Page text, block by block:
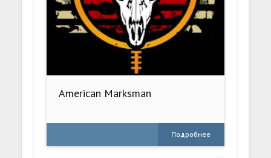
American Marksman
Подробнее